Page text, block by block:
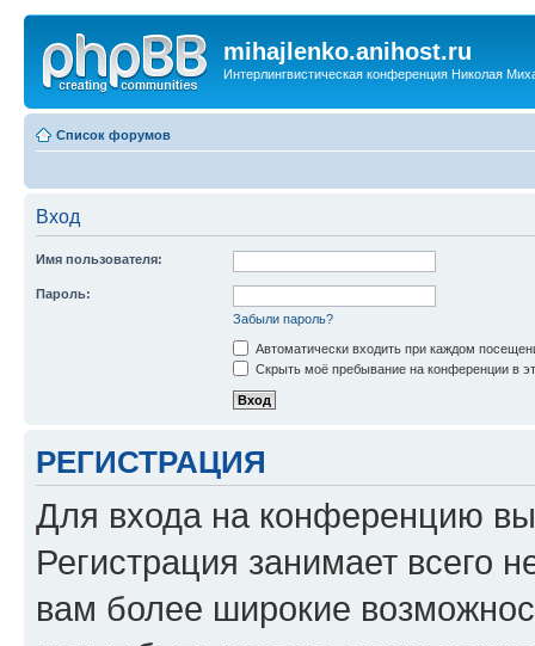
mihajlenko.anihost.ru
Интерлингвистическая конференция Николая
Список форумов
Вход
Имя пользователя:
Пароль:
Забыли пароль?
Автоматически входить при каждом
Скрыть моё пребывание на конференции в
РЕГИСТРАЦИЯ
Для входа на конференцию
Регистрация занимает всего
вам более широкие